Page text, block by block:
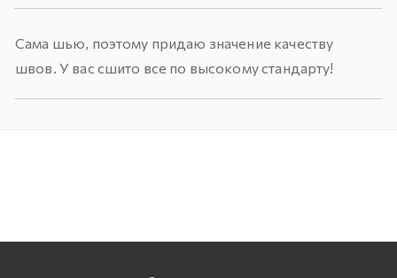
Сама шью, поэтому придаю значение качеству
швов. У вас сшито все по высокому стандарту!